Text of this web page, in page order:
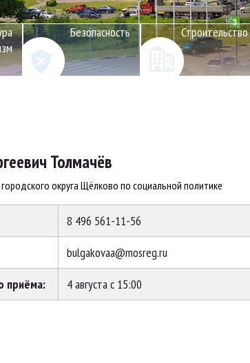
Безопасность Строительство
Толмачёв
округа Щёлково по социальной политике
8 496 561-11-56
bulgakovaa@mosreg.ru
приёма:
4 августа с 15:00